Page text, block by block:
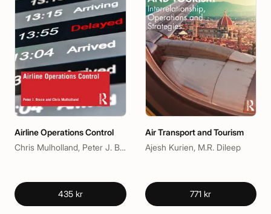
Airline Operations Control
Chris Mulholland, Peter J. Bruce
435 kr
Air Transport and Tourism
Ajesh Kurien, M.R. Dileep
771 kr